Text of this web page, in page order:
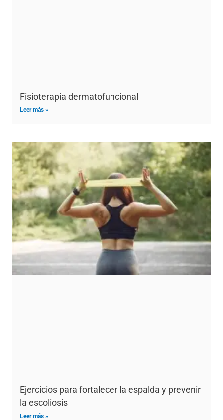
Fisioterapia dermatofuncional
Leer más »
Ejercicios para fortalecer la espalda y prevenir
la escoliosis
Leer más »